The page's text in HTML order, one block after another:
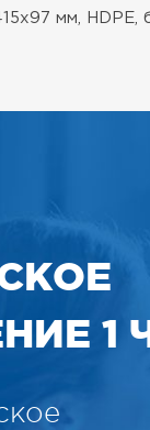
мм, HDPE,
1